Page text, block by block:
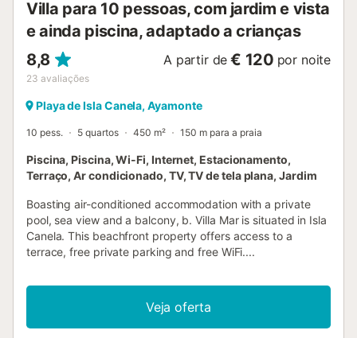
Villa para 10 pessoas, com jardim e vista
e ainda piscina, adaptado a crianças
8,8
23 avaliações
A partir de € 120 por noite
Playa de Isla Canela, Ayamonte
10 pess. 5 quartos 450 m² 150 m para a praia
Piscina, Piscina, Wi-Fi, Internet, Estacionamento,
Terraço, Ar condicionado, TV, TV de tela plana, Jardim
Boasting air-conditioned accommodation with a private
pool, sea view and a balcony, b. Villa Mar is situated in Isla
Canela. This beachfront property offers access to a
terrace, free private parking and free WiFi....
Veja oferta